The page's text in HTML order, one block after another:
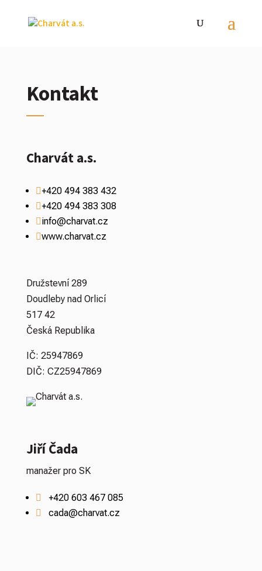
Kontakt
Charvát a.s.
+420 494 383 432
+420 494 383 308
info@charvat.cz
www.charvat.cz
Družstevní 289
Doudleby nad Orlicí
517 42
Česká Republika
IČ: 25947869
DIČ: CZ25947869
Jiří Čada
manažer pro SK
 +420 603 467 085
 cada@charvat.cz